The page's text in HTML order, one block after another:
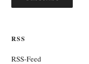
RSS
RSS-Feed